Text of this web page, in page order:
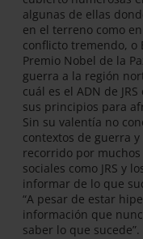
algunas de ellas
en el terreno como
conflicto tremendo, o
Premio Nobel de la
guerra a la región
cuál es el ADN de
sus principios para
Sin su valentía no
contextos de guerra
recorrido por
sociales como JRS y
informar de lo que
“A pesar de estar
información que
saber lo que sucede”.